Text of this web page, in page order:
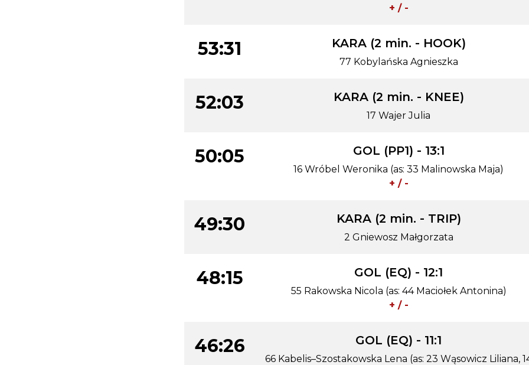
+ / -
53:31 KARA (2 min. - HOOK)
77 Kobylańska Agnieszka
52:03 KARA (2 min. - KNEE)
17 Wajer Julia
50:05 GOL (PP1) - 13:1
16 Wróbel Weronika (as: 33 Malinowska Maja)
+ / -
49:30 KARA (2 min. - TRIP)
2 Gniewosz Małgorzata
48:15 GOL (EQ) - 12:1
55 Rakowska Nicola (as: 44 Maciołek Antonina)
+ / -
46:26 GOL (EQ) - 11:1
66 Kabelis–Szostakowska Lena (as: 23 Wąsowicz Liliana,